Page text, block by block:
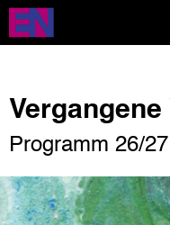
Direkt
zum
Inhalt
Programm 26/27